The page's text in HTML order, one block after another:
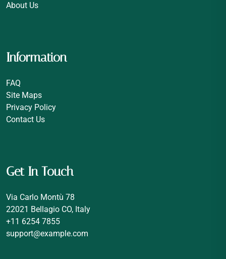
About Us
Information
FAQ
Site Maps
Privacy Policy
Contact Us
Get In Touch
Via Carlo Montù 78
22021 Bellagio CO, Italy
+11 6254 7855
support@example.com